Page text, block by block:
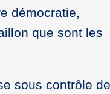
démocratie,
que sont les
sous contrôle